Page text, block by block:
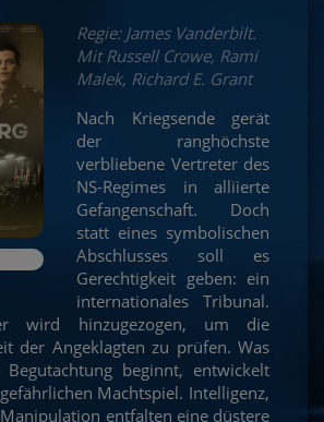
Regie: James Vanderbilt.
Mit Russell Crowe, Rami
Malek, Richard E. Grant
Nach Kriegsende gerät
der ranghöchste
verbliebene Vertreter des
NS-Regimes in alliierte
Gefangenschaft. Doch
statt eines symbolischen
Abschlusses soll es
Gerechtigkeit geben: ein
internationales Tribunal.
wird hinzugezogen, um die
der Angeklagten zu prüfen. Was
beginnt, entwickelt
Machtspiel. Intelligenz,
entfalten eine düstere